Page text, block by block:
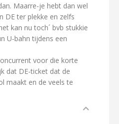
Maarre-je hebt dan wel
DE ter plekke en zelfs
kan nu toch´ bvb stukkie
U-bahn tijdens een
voor die korte
dat DE-ticket dat de
maakt en de veels te